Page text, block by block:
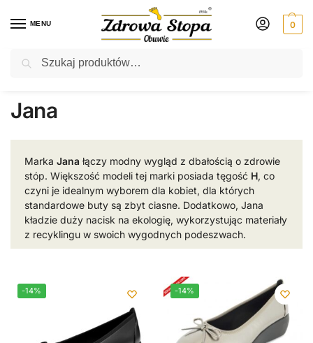
MENU 0
Rabat ⚡ 5% kod: ZDROWASTOPA (na obuwie poza promocją)
Jana
Marka Jana łączy modny wygląd z dbałością o zdrowie
stóp. Większość modeli tej marki posiada tęgość H, co
czyni je idealnym wyborem dla kobiet, dla których
standardowe buty są zbyt ciasne. Dodatkowo, Jana
kładzie duży nacisk na ekologię, wykorzystując materiały
z recyklingu w swoich wygodnych podeszwach.
-14% -14%